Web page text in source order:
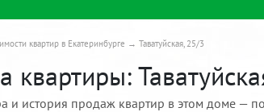
квартир в Екатеринбурге Таватуйская, 25/3
и история продаж квартир в этом доме —